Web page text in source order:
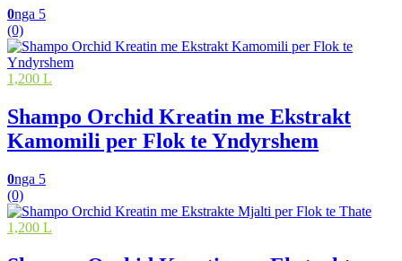
0nga 5
(0)
1,200 L
Shampo Orchid Kreatin me Ekstrakt
Kamomili per Flok te Yndyrshem
0nga 5
(0)
1,200 L